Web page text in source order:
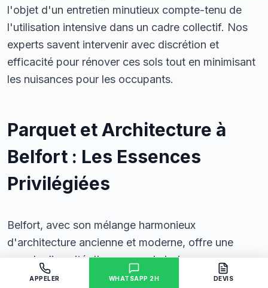
l'objet d'un entretien minutieux compte-tenu de
l'utilisation intensive dans un cadre collectif. Nos
experts savent intervenir avec discrétion et
efficacité pour rénover ces sols tout en minimisant
les nuisances pour les occupants.
Parquet et Architecture à
Belfort : Les Essences
Privilégiées
Belfort, avec son mélange harmonieux
d'architecture ancienne et moderne, offre une
grande diversité d'essences de bois pour ses
parquets. Du
traditionnel aux essences
APPELER WHATSAPP 2H DEVIS